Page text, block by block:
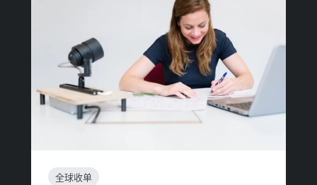
全球收单